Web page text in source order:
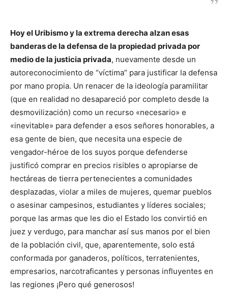
Hoy el Uribismo y la extrema derecha alzan esas
banderas de la defensa de la propiedad privada por
medio de la justicia privada, nuevamente desde un
autoreconocimiento de “víctima” para justificar la defensa
por mano propia. Un renacer de la ideología paramilitar
(que en realidad no desapareció por completo desde la
desmovilización) como un recurso «necesario» e
«inevitable» para defender a esos señores honorables, a
esa gente de bien, que necesita una especie de
vengador-héroe de los suyos porque defenderse
justificó comprar en precios risibles o apropiarse de
hectáreas de tierra pertenecientes a comunidades
desplazadas, violar a miles de mujeres, quemar pueblos
o asesinar campesinos, estudiantes y líderes sociales;
porque las armas que les dio el Estado los convirtió en
juez y verdugo, para manchar así sus manos por el bien
de la población civil, que, aparentemente, solo está
conformada por ganaderos, políticos, terratenientes,
empresarios, narcotraficantes y personas influyentes en
las regiones ¡Pero qué generosos!